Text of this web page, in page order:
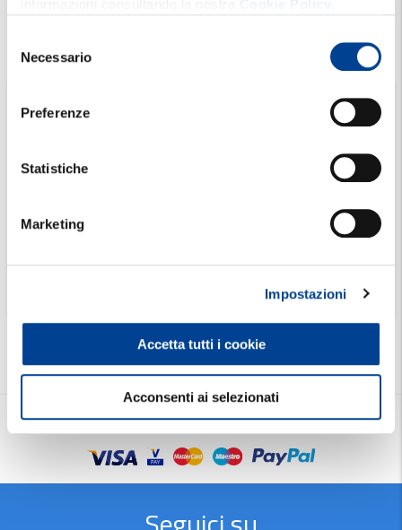
del
consenso
Necessario
Preferenze
Statistiche
Marketing
Impostazioni
Accetta tutti i cookie
Acconsenti ai selezionati
Trova Agenzia
Metodi di pagamento